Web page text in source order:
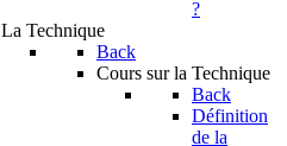
?
La Technique
Back
Cours sur la Technique
Back
Définition
de la